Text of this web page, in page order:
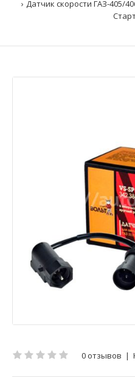
Датчик скорости ГАЗ-405/
0 отзывов |